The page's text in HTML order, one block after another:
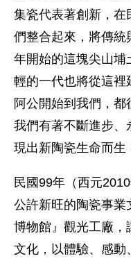
集瓷代表著創新，
們整合起來，將傳
年開始的這塊尖山
輕的一代也將從這裡
阿公開始到我們，
我們有著不斷進步、
現出新陶瓷生命而生
民國99年（西元
公許新旺的陶瓷事業
博物館』觀光工廠，
文化，以體驗、感動